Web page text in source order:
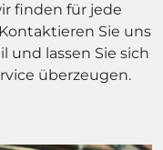
finden für jede
Sie uns
und lassen Sie sich
überzeugen.